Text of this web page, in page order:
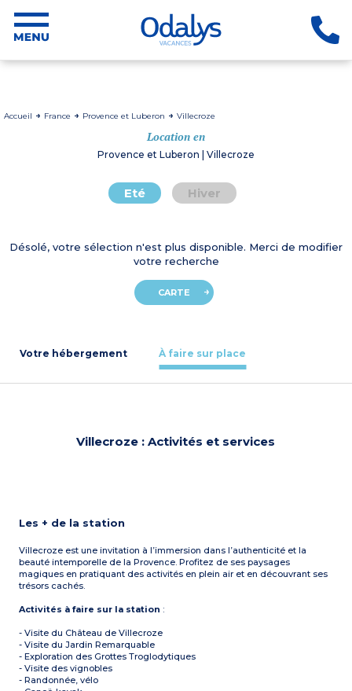
Accueil France Provence et Luberon Villecroze
Location en
Provence et Luberon | Villecroze
Eté Hiver
Désolé, votre sélection n'est plus disponible. Merci de modifier
votre recherche
CARTE
Votre hébergement À faire sur place
Villecroze : Activités et services
Les + de la station
Villecroze est une invitation à l’immersion dans l’authenticité et la
beauté intemporelle de la Provence. Profitez de ses paysages
magiques en pratiquant des activités en plein air et en découvrant ses
trésors cachés.
Activités à faire sur la station :
- Visite du Château de Villecroze
- Visite du Jardin Remarquable
- Exploration des Grottes Troglodytiques
- Visite des vignobles
- Randonnée, vélo